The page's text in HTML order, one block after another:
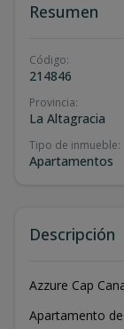
Resumen
Código:
214846
Provincia:
La Altagracia
Tipo de inmueble:
Apartamentos
Descripción
Azzure Cap
Apartamento